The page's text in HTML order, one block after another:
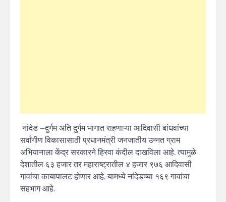
नांदेड –दुर्गम अति दुर्गम भागात राहणाऱ्या आदिवासी बांधवांच्या
सर्वांगीण विकासासाठी प्रधानमंत्री जनजातीय उन्नत ग्राम
अभियानाला केंद्र सरकारने हिरवा कंदील दाखविला आहे. त्यामुळे
देशातील ६३ हजार तर महाराष्ट्रातील ४ हजार ९७६ आदिवासी
गावांचा कायापालट होणार आहे. यामध्ये नांदेडच्या १६९ गावांचा
सहभाग आहे.